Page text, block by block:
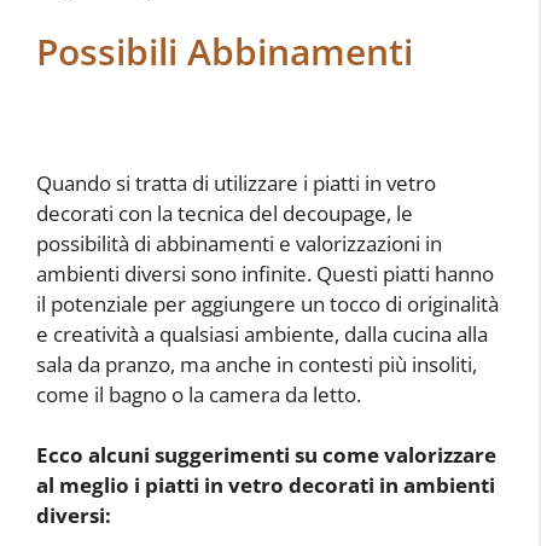
Possibili Abbinamenti
Quando si tratta di utilizzare i piatti in vetro
decorati con la tecnica del decoupage, le
possibilità di abbinamenti e valorizzazioni in
ambienti diversi sono infinite. Questi piatti hanno
il potenziale per aggiungere un tocco di originalità
e creatività a qualsiasi ambiente, dalla cucina alla
sala da pranzo, ma anche in contesti più insoliti,
come il bagno o la camera da letto.
Ecco alcuni suggerimenti su come valorizzare
al meglio i piatti in vetro decorati in ambienti
diversi: